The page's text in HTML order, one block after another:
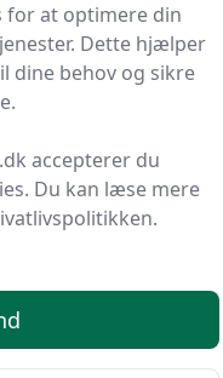
Badeværelse og Sauna
til
bedste håndvaske.
for at optimere din
Dette hjælper
dine behov og sikre
accepterer du
Du kan læse mere